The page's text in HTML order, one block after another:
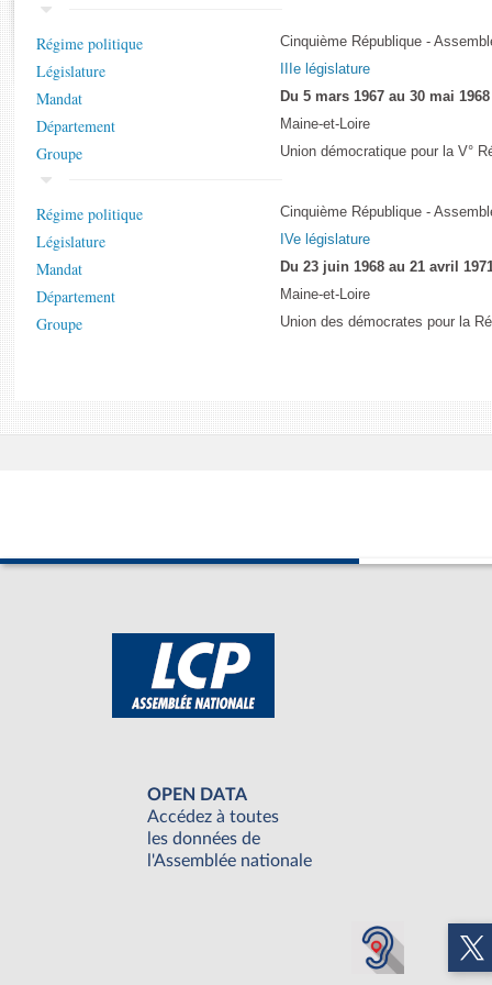
Régime politique Cinquième République -
Législature IIIe législature
Mandat Du 5 mars 1967 au 30 mai 1968
Département Maine-et-Loire
Groupe Union démocratique pour la V°
Régime politique Cinquième République -
Législature IVe législature
Mandat Du 23 juin 1968 au 21 avril
Département Maine-et-Loire
Groupe Union des démocrates pour la
OPEN DATA
Accédez à toutes
les données de
l'Assemblée nationale